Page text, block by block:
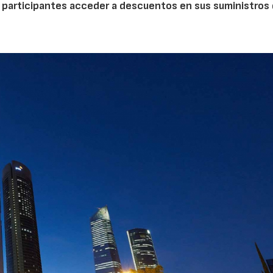
acceder a descuentos en sus suministros